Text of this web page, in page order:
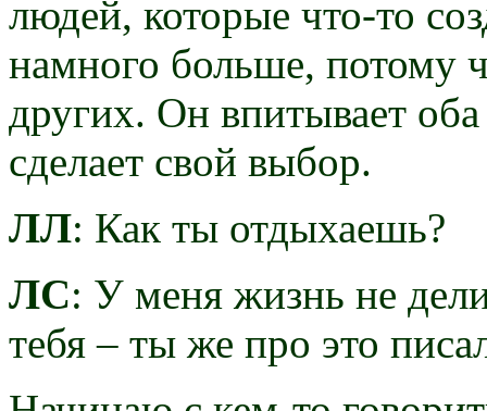
людей, которые что-то
намного больше, потому
других. Он впитывает
сделает свой выбор.
ЛЛ: Как ты отдыхаешь?
ЛС: У меня жизнь не
тебя – ты же про это